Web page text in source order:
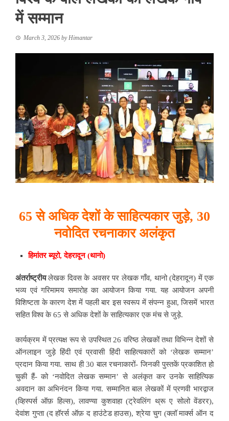
में सम्मान
March 3, 2026 byHimantar
65सेअधिकदेशोंकेसाहित्यकारजुड़े, 30
नवोदितरचनाकारअलंकृत
हिमांतरब्यूरो,देहरादून (थानो)
अंतर्राष्ट्रीयलेखक दिवस के अवसर पर लेखक गाँव, थानो (देहरादून) में एक
भव्य एवं गरिमामय समारोह का आयोजन किया गया. यह आयोजन अपनी
विशिष्टता के कारण देश में पहली बार इस स्वरूप में संपन्न हुआ, जिसमें भारत
सहित विश्व के 65 से अधिक देशों के साहित्यकार एक मंच से जुड़े.
कार्यक्रम में प्रत्यक्ष रूप से उपस्थित 26 वरिष्ठ लेखकों तथा विभिन्न देशों से
ऑनलाइन जुड़े हिंदी एवं प्रवासी हिंदी साहित्यकारों को ‘लेखक सम्मान’
प्रदान किया गया. साथ ही 30 बाल रचनाकारों- जिनकी पुस्तकें प्रकाशित हो
चुकी हैं- को ‘नवोदित लेखक सम्मान’ से अलंकृत कर उनके साहित्यिक
अवदान का अभिनंदन किया गया. सम्मानित बाल लेखकों में प्रणवी भारद्वाज
(व्हिस्पर्स ऑफ़ हिल्स), लावण्या कुशवाहा (ट्रेवलिंग थ्रू ए सोलो वेंडरर),
देवांश गुप्ता (द हॉरर्स ऑफ़ द हाउंटेड हाउस), श्रेया चुग (क्लॉ मार्क्स ऑन द